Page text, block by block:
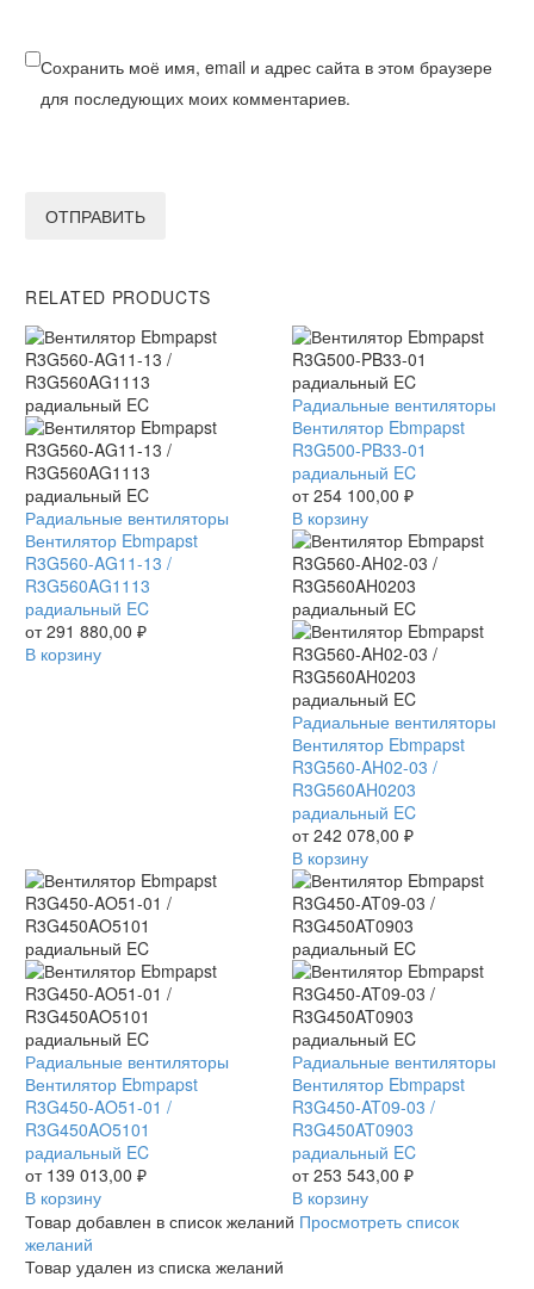
Сохранить моё имя, email и адрес сайта в этом браузере
для последующих моих комментариев.
ОТПРАВИТЬ
RELATED PRODUCTS
Вентилятор
Ebmpapst
R3G560-
AG11-
13
/
R3G560AG1113
Радиальные вентиляторы
Вентилятор Ebmpapst
R3G560-AG11-13 /
R3G560AG1113
радиальный EC
от291 880,00 ₽
В корзину
Вентилятор
Ebmpapst
R3G500-
PB33-
01
радиальный
EC
Радиальные вентиляторы
Вентилятор Ebmpapst
R3G500-PB33-01
радиальный EC
от254 100,00 ₽
В корзину
Вентилятор
Ebmpapst
R3G560-
AH02-
03
/
R3G560AH0203
радиальный
EC
Радиальные вентиляторы
Вентилятор Ebmpapst
R3G560-AH02-03 /
R3G560AH0203
радиальный EC
от242 078,00 ₽
В корзину
Вентилятор
Ebmpapst
R3G450-
AO51-
01
/
R3G450AO5101
радиальный
EC
Радиальные вентиляторы
Вентилятор Ebmpapst
R3G450-AO51-01 /
R3G450AO5101
радиальный EC
от 139 013,00 ₽
В корзину
Вентилятор
Ebmpapst
R3G450-
AT09-
03
/
R3G450AT0903
радиальный
Радиальные вентиляторы
Вентилятор Ebmpapst
R3G450-AT09-03 /
R3G450AT0903
радиальный EC
от253 543,00 ₽
В корзину
Товар добавлен в список желаний Просмотреть список
желаний
Товар удален из списка желаний